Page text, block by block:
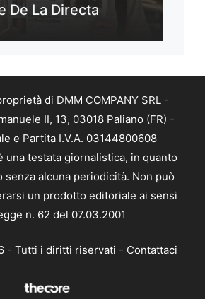
De La Directa
di DMM COMPANY SRL -
II, 13, 03018 Paliano (FR) -
e Partita I.V.A. 03144800608
una testata giornalistica, in quanto
senza alcuna periodicità. Non può
un prodotto editoriale ai sensi
n. 62 del 07.03.2001
- Tutti i diritti riservati - Contattaci